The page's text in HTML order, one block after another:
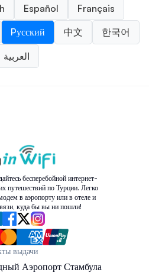
Español
Français
Pусский 中文 한국어
العربية
бесперебойной интернет-
путешествий по Турции. Легко
в аэропорту или в отеле и
куда бы вы ни пошли!
выдачи
Аэропорт Стамбула